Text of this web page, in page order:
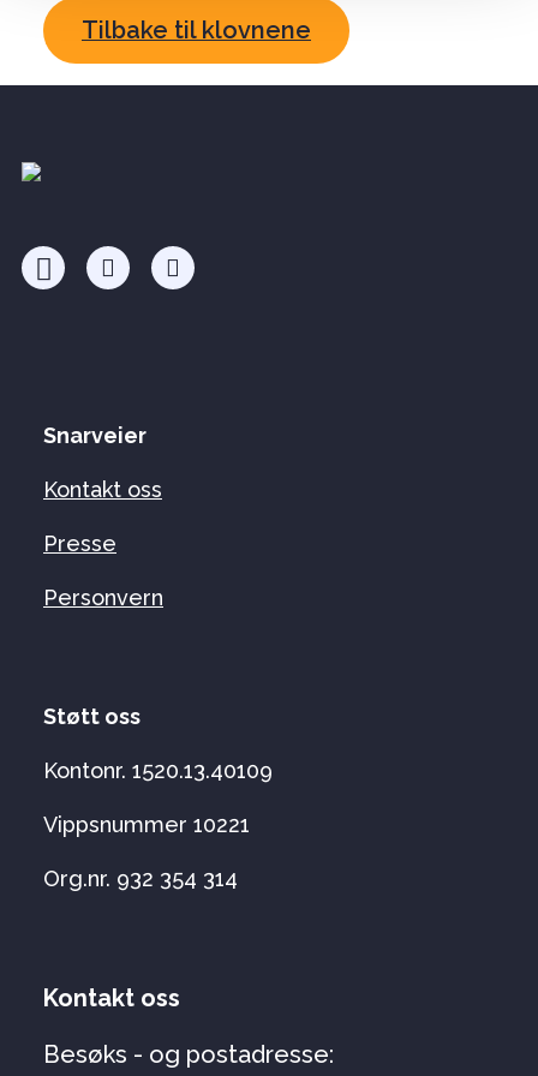
Tilbake til klovnene
Snarveier
Kontakt oss
Presse
Personvern
Støtt oss
Kontonr. 1520.13.40109
Vippsnummer 10221
Org.nr. 932 354 314
Kontakt oss
Besøks - og postadresse: